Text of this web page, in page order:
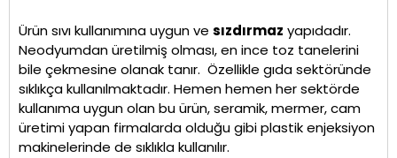
Ürün sıvı kullanımına uygun ve sızdırmaz yapıdadır.
Neodyumdan üretilmiş olması, en ince toz tanelerini
bile çekmesine olanak tanır. Özellikle gıda sektöründe
sıklıkça kullanılmaktadır. Hemen hemen her sektörde
kullanıma uygun olan bu ürün, seramik, mermer, cam
üretimi yapan firmalarda olduğu gibi plastik enjeksiyon
makinelerinde de sıklıkla kullanılır.